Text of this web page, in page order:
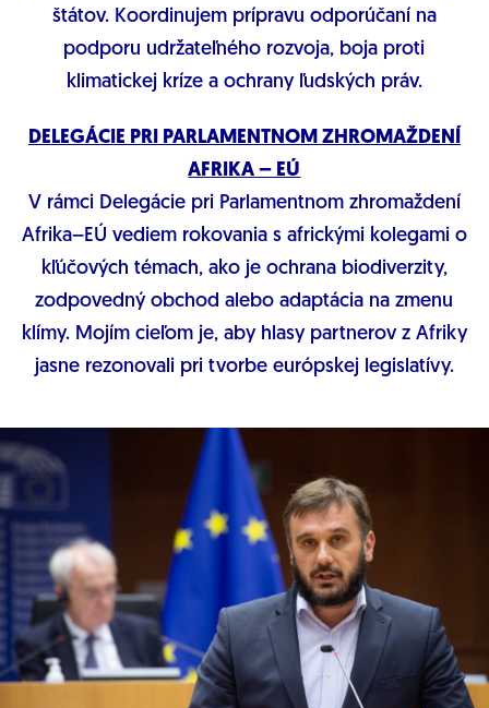
štátov. Koordinujem prípravu odporúčaní na
podporu udržateľného rozvoja, boja proti
klimatickej kríze a ochrany ľudských práv.
DELEGÁCIE PRI PARLAMENTNOM ZHROMAŽDENÍ
AFRIKA – EÚ
V rámci Delegácie pri Parlamentnom zhromaždení
Afrika–EÚ vediem rokovania s africkými kolegami o
kľúčových témach, ako je ochrana biodiverzity,
zodpovedný obchod alebo adaptácia na zmenu
klímy. Mojím cieľom je, aby hlasy partnerov z Afriky
jasne rezonovali pri tvorbe európskej legislatívy.